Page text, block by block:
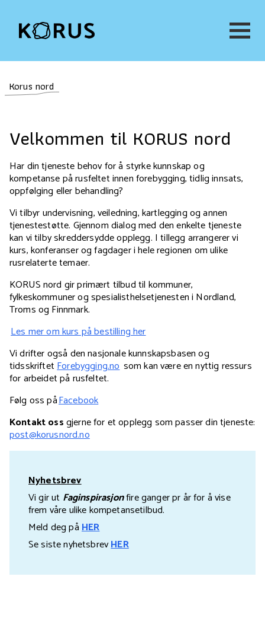
Korus nord
Velkommen til KORUS nord
Har din tjeneste behov for å styrke kunnskap og
kompetanse på rusfeltet innen forebygging, tidlig innsats,
oppfølging eller behandling?
Vi tilbyr undervisning, veiledning, kartlegging og annen
tjenestestøtte. Gjennom dialog med den enkelte tjeneste
kan vi tilby skreddersydde opplegg. I tillegg arrangerer vi
kurs, konferanser og fagdager i hele regionen om ulike
rusrelaterte temaer.
KORUS nord gir primært tilbud til kommuner,
fylkeskommuner og spesialisthelsetjenesten i Nordland,
Troms og Finnmark.
Les mer om kurs på bestilling her
Vi drifter også den nasjonale kunnskapsbasen og
tidsskriftetForebygging.no som kan være en nyttig ressurs
for arbeidet på rusfeltet.
Følg oss påFacebook
Kontakt ossgjerne for et opplegg som passer din tjeneste:
post@korusnord.no
Nyhetsbrev
Vi gir ut Faginspirasjonfire ganger pr år for å vise
frem våre ulike kompetansetilbud.
Meld deg påHER
Se siste nyhetsbrevHER